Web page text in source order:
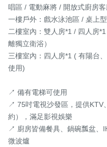
唱區 / 電動麻將 / 開放式廚房
一樓戶外：戲水泳池區 / 桌上
二樓室內：雙人房*1 / 四人房
離獨立衛浴）
三樓室內：四人房*1 ( 有陽台
使用)
↗ 備有電梯可使用
↗ 75吋電視沙發區，提供KTV
約），滿足影視娛樂
↗ 廚房皆備餐具、鍋碗瓢盆、
微波爐